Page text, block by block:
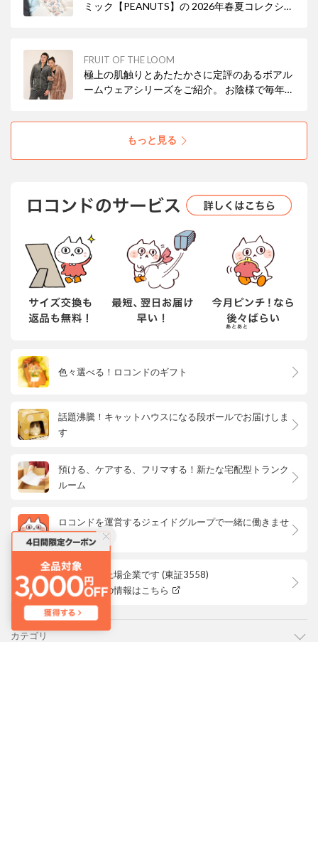
ミック【PEANUTS】の 2026年春夏コレクショ
アップしてくれる一枚です。
FRUIT OF THE LOOM
極上の肌触りとあたたかさに定評のあるボアル
ームウェアシリーズをご紹介。 お陰様で毎年好
気定番商品として確立したアイテムとなりま
ください。
もっと見る
色々選べる！ロコンドのギフト
話題沸騰！キャットハウスになる段ボールでお届けしま
す
預ける、ケアする、フリマする！新たな宅配型トランク
ルーム
ロコンドを運営するジェイドグループで一緒に働きませ
んか？
ロコンドは上場企業です (東証3558)
株主優待等の情報はこちら
カテゴリ